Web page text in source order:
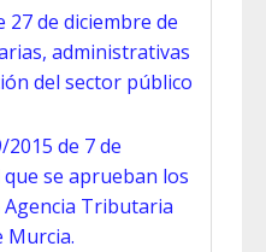
27 de diciembre de
administrativas
del sector público
2015 de 7 de
se aprueban los
Tributaria
Murcia.